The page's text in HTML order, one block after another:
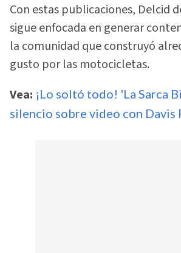
Con estas publicaciones, Delcid
sigue enfocada en generar
la comunidad que construyó
gusto por las motocicletas.
Vea: ¡Lo soltó todo! 'La Sarca
silencio sobre video con Davis